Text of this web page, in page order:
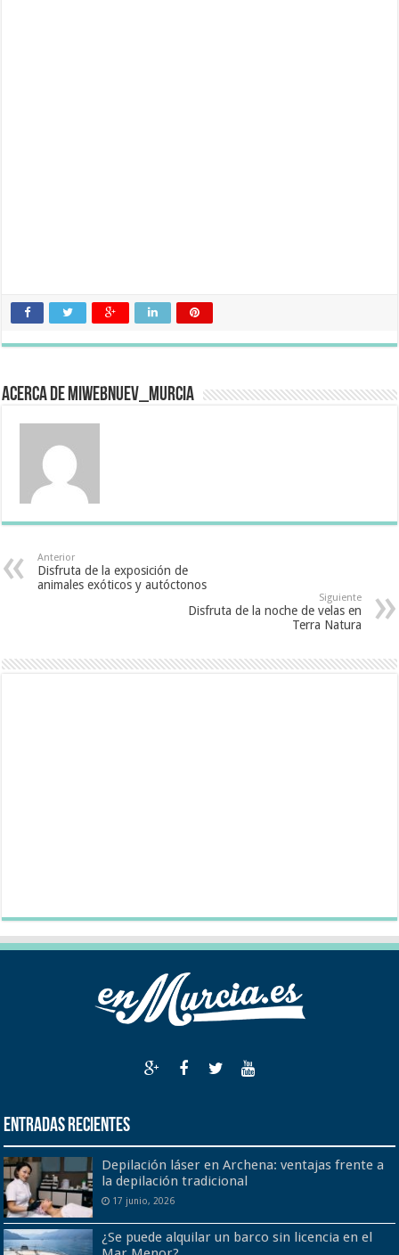
Acerca de miwebnuev_murcia
Anterior
Disfruta de la exposición de
animales exóticos y autóctonos
Siguiente
Disfruta de la noche de velas en
Terra Natura
Entradas recientes
Depilación láser en Archena: ventajas frente a
la depilación tradicional
17 junio, 2026
¿Se puede alquilar un barco sin licencia en el